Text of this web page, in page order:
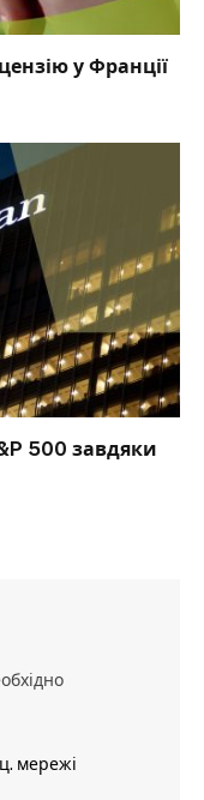
у Франції
500 завдяки
мережі